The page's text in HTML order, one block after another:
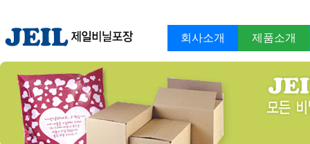
회사소개 제품소개